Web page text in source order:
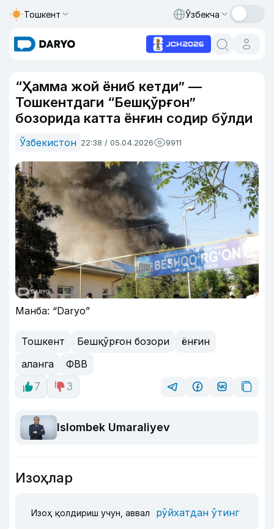
Тошкент Ўзбекча
“Ҳамма жой ёниб кетди” —
Тошкентдаги “Бешқўрғон”
бозорида катта ёнғин содир бўлди
Ўзбекистон 22:38 / 05.04.2026 9911
Манба: “Daryo”
Тошкент Бешқўрғон бозори
ёнғин
аланга
ФВВ
7
3
Islombek Umaraliyev
Изоҳлар
Изоҳ қолдириш учун, аввал рўйхатдан ўтинг